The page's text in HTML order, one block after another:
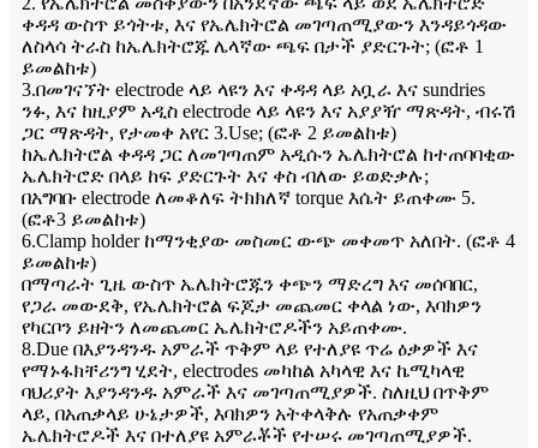
ቀዳዳ ውስጥ ይጎትቱ, እና የኤሌክትሮል መገጣጠሚያውን እንዳይጎዳው
ለስላሳ ትራስ ከኤሌክትሮጁ ሌላኛው ጫፍ በታች ያድርጉት; (ፎቶ 1
ይመልከቱ)
3.በመገናኘት electrode ላይ ላዩን እና ቀዳዳ ላይ አቧራ እና sundries
ንፉ, እና ከዚያም አዲስ electrode ላይ ላዩን እና አያያዥ ማጽዳት, ብሩሽ
ጋር ማጽዳት, የታመቀ አየር 3.Use; (ፎቶ 2 ይመልከቱ)
ከኤሌክትሮል ቀዳዳ ጋር ለመገጣጠም አዲሱን ኤሌክትሮል ከተጠባባቂው
ኤሌክትሮድ በላይ ከፍ ያድርጉት እና ቀስ ብለው ይወድቃሉ;
በአግባቡ electrode ለመቆለፍ ትክክለኛ torque እሴት ይጠቀሙ 5.
(ፎቶ3 ይመልከቱ)
6.Clamp holder ከማንቂያው መስመር ውጭ መቀመጥ አለበት. (ፎቶ 4
ይመልከቱ)
በማጣራት ጊዜ ውስጥ ኤሌክትሮጁን ቀጭን ማድረግ እና መሰባበር,
የጋራ መውደቅ, የኤሌክትሮል ፍጆታ መጨመር ቀላል ነው, እባክዎን
የካርቦን ይዘትን ለመጨመር ኤሌክትሮዶችን አይጠቀሙ.
8.Due በእያንዳንዱ አምራች ጥቅም ላይ የተለያዩ ጥሬ ዕቃዎች እና
የማኑፋክቸሪንግ ሂደት, electrodes መካከል አካላዊ እና ኬሚካላዊ
ባህሪያት እያንዳንዱ አምራች እና መገጣጠሚያዎች. ስለዚህ በጥቅም
ላይ, በአጠቃላይ ሁኔታዎች, እባክዎን አትቀላቅሉ የአጠቃቀም
ኤሌክትሮዶች እና በተለያዩ አምራቾች የተሠሩ መገጣጠሚያዎች.